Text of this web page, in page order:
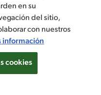
Société del Produits Nestlé,
Aviso de privacidad
Normas de convivencia
en su
del sitio,
con nuestros
información
cookies